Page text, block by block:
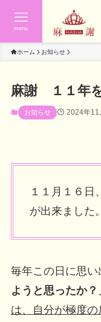
menu
ホーム お知らせ
麻謝 １１年
お知らせ 2024年11
１１月１６日
が出来ました。
毎年この日に思い
ようと思ったか？
は、自分が極度